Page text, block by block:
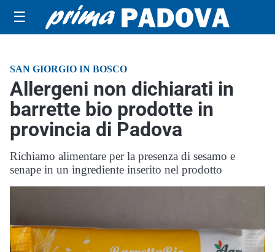
☰
SAN GIORGIO IN BOSCO
Allergeni non dichiarati in
barrette bio prodotte in
provincia di Padova
Richiamo alimentare per la presenza di sesamo e
senape in un ingrediente inserito nel prodotto